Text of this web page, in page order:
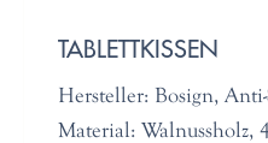
TABLETTKISSEN
Hersteller: Bosign,
Material: Walnussholz,